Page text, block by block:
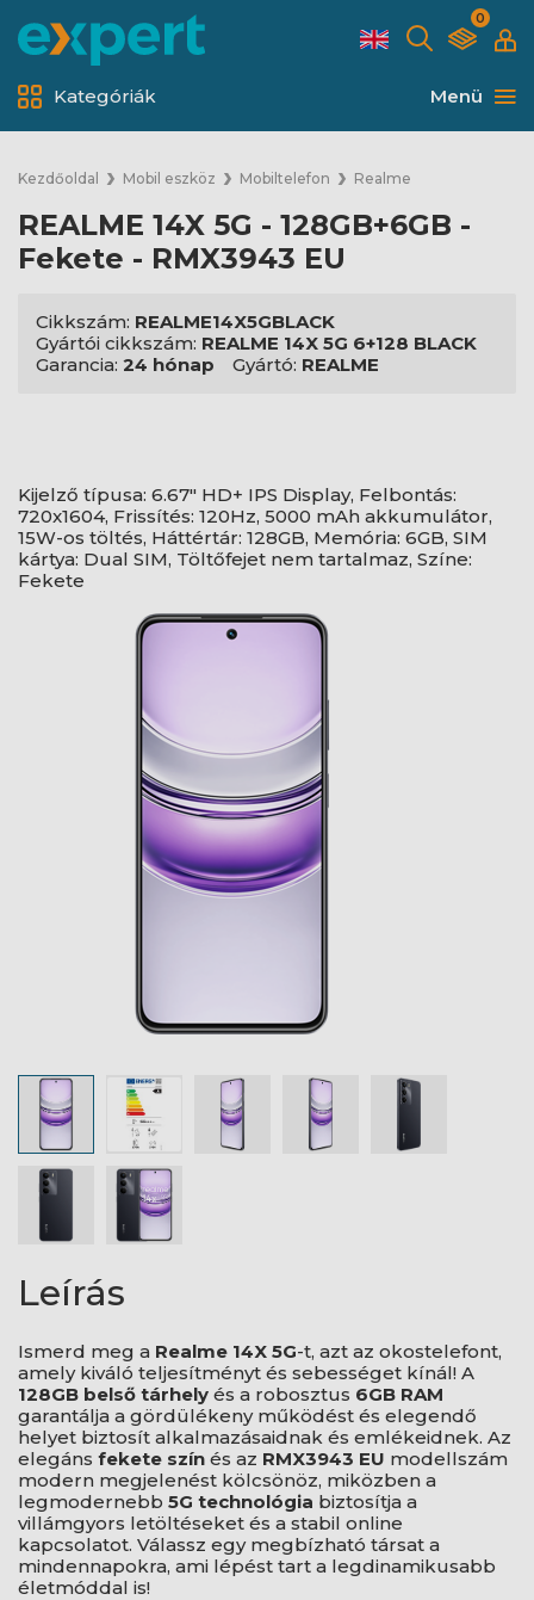
0
Menü
Kategóriák
Kezdőoldal Mobil eszköz Mobiltelefon Realme
REALME 14X 5G - 128GB+6GB -
Fekete - RMX3943 EU
Cikkszám: REALME14X5GBLACK
Gyártói cikkszám: REALME 14X 5G 6+128 BLACK
Garancia: 24 hónap Gyártó: REALME
Kijelző típusa: 6.67" HD+ IPS Display, Felbontás:
720x1604, Frissítés: 120Hz, 5000 mAh akkumulátor,
15W-os töltés, Háttértár: 128GB, Memória: 6GB, SIM
kártya: Dual SIM, Töltőfejet nem tartalmaz, Színe:
Fekete
Leírás
Ismerd meg a Realme 14X 5G-t, azt az okostelefont,
amely kiváló teljesítményt és sebességet kínál! A
128GB belső tárhely és a robosztus 6GB RAM
garantálja a gördülékeny működést és elegendő
helyet biztosít alkalmazásaidnak és emlékeidnek. Az
elegáns fekete szín és az RMX3943 EU modellszám
modern megjelenést kölcsönöz, miközben a
legmodernebb 5G technológia biztosítja a
villámgyors letöltéseket és a stabil online
kapcsolatot. Válassz egy megbízható társat a
mindennapokra, ami lépést tart a legdinamikusabb
életmóddal is!